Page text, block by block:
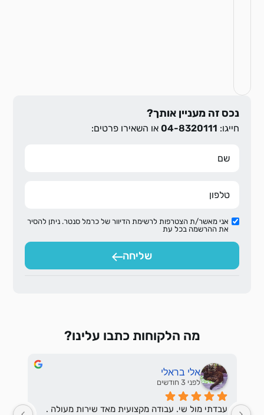
נכס זה מעניין אותך?
חייגו: 04-8320111או השאירו פרטים:
אני מאשר/ת הצטרפות לרשימת הדיוור של כרמל סנטר. ניתן להסיר
את ההרשמה בכל עת
שליחה
מה הלקוחות כתבו עלינו?
אלי בראלי
לפני 3 חודשים
עבדתי מול שי. עבודה מקצועית מאד שירות מעולה .